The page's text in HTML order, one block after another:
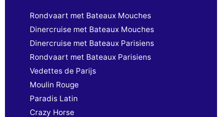
Rondvaart met Bateaux Mouches
Dinercruise met Bateaux Mouches
Dinercruise met Bateaux Parisiens
Rondvaart met Bateaux Parisiens
Vedettes de Parijs
Moulin Rouge
Paradis Latin
Crazy Horse